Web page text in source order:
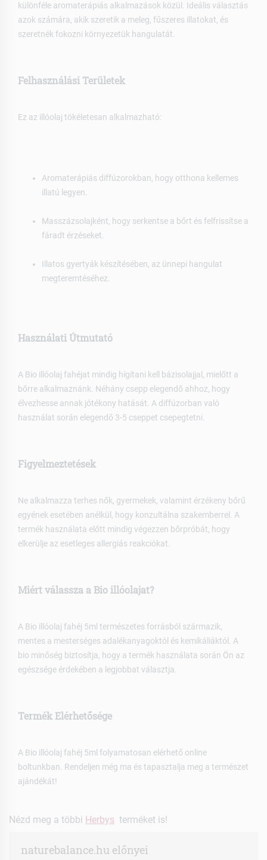
különféle aromaterápiás alkalmazások közül. Ideális választás
azok számára, akik szeretik a meleg, fűszeres illatokat, és
szeretnék fokozni környezetük hangulatát.
Felhasználási Területek
Ez az illóolaj tökéletesan alkalmazható:
Aromaterápiás diffúzorokban, hogy otthona kellemes
illatú legyen.
Masszázsolajként, hogy serkentse a bőrt és felfrissítse a
fáradt érzéseket.
Illatos gyertyák készítésében, az ünnepi hangulat
megteremtéséhez.
Használati Útmutató
A Bio illóolaj fahéjat mindig hígítani kell bázisolajjal, mielőtt a
bőrre alkalmaznánk. Néhány csepp elegendő ahhoz, hogy
élvezhesse annak jótékony hatását. A diffúzorban való
használat során elegendő 3-5 cseppet csepegtetni.
Figyelmeztetések
Ne alkalmazza terhes nők, gyermekek, valamint érzékeny bőrű
egyének esetében anélkül, hogy konzultálna szakemberrel. A
termék használata előtt mindig végezzen bőrpróbát, hogy
elkerülje az esetleges allergiás reakciókat.
Miért válassza a Bio illóolajat?
A Bio illóolaj fahéj 5ml természetes forrásból származik,
mentes a mesterséges adalékanyagoktól és kemikáliáktól. A
bio minőség biztosítja, hogy a termék használata során Ön az
egészsége érdekében a legjobbat választja.
Termék Elérhetősége
A Bio illóolaj fahéj 5ml folyamatosan elérhető online
boltunkban. Rendeljen még ma és tapasztalja meg a természet
ajándékát!
Nézd meg a többi Herbys terméket is!
naturebalance.hu előnyei